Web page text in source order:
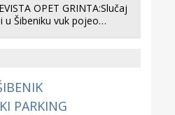
OPET GRINTA:Slučaj
u Šibeniku vuk pojeo
PARKING